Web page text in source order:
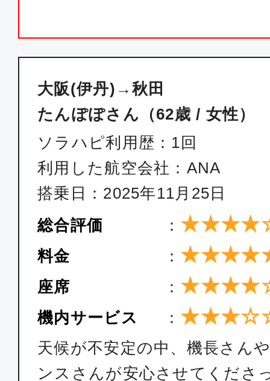
大阪(伊丹)→秋田
たんぽぽさん（62歳 / 女性）
ソラハピ利用歴：1回
利用した航空会社：ANA
搭乗日：2025年11月25日
総合評価
：
料金 ：
座席 ：
機内サービス ：
天候が不安定の中、機長さん
ンスさんが安心させてくださ